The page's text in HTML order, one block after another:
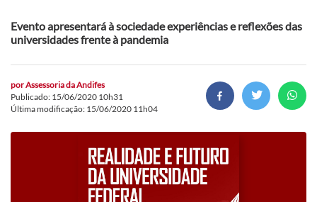
Evento apresentará à sociedade experiências e reflexões das
universidades frente à pandemia
porAssessoria da Andifes
Publicado: 15/06/2020 10h31
Última modificação: 15/06/2020 11h04